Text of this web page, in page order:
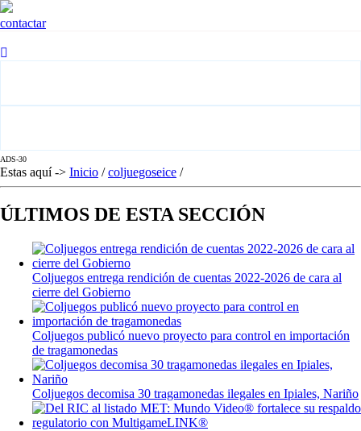
contactar
ADS-30
Estas aquí -> Inicio /coljuegoseice /
ÚLTIMOS DE ESTA SECCIÓN
Coljuegos entrega rendición de cuentas 2022-2026 de cara al
cierre del Gobierno
Coljuegos publicó nuevo proyecto para control en importación
de tragamonedas
Coljuegos decomisa 30 tragamonedas ilegales en Ipiales, Nariño